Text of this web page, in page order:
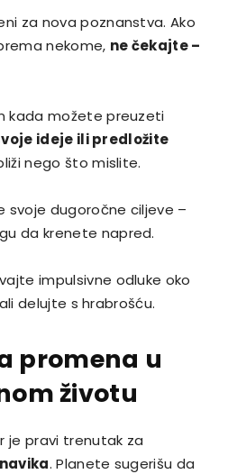
za nova poznanstva. Ako
nekome, ne čekajte –
kada možete preuzeti
ideje ili predložite
nego što mislite.
svoje dugoročne ciljeve –
da krenete napred.
impulsivne odluke oko
delujte s hrabrošću.
promena u
životu
je pravi trenutak za
. Planete sugerišu da